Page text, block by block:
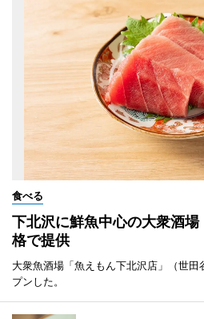
食べる
下北沢に鮮魚中心の大衆酒
格で提供
大衆魚酒場「魚えもん下北沢店」（世
プンした。